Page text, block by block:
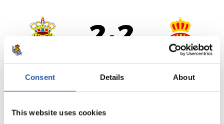
Consent Details About
This website uses cookies
U.D. LAS PALMAS
2 - 2
R.C.D. ESPANYOL